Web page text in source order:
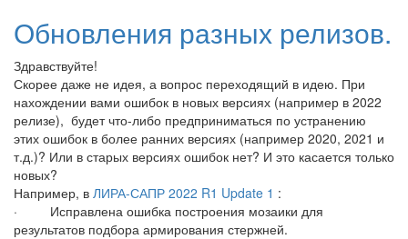
Обновления разных релизов.
Здравствуйте!
Скорее даже не идея, а вопрос переходящий в идею. При
нахождении вами ошибок в новых версиях (например в 2022
релизе), будет что-либо предприниматься по устранению
этих ошибок в более ранних версиях (например 2020, 2021 и
т.д.)? Или в старых версиях ошибок нет? И это касается только
новых?
Например, в ЛИРА-САПР 2022 R1 Update 1 :
· Исправлена ошибка построения мозаики для
результатов подбора армирования стержней.